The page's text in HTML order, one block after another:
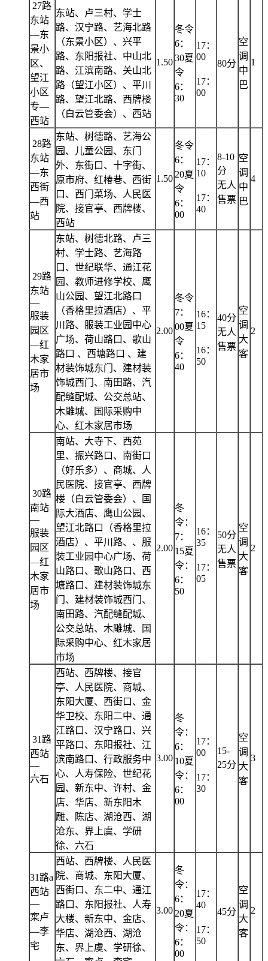
27路
东站
—东
景小
区、
望江
小区
专—
西站
东站、卢三村、学士
路、汉宁路、艺海北路
（东景小区）、兴平
路、东阳报社、中山北
路、江滨南路、关山北
路（望江小区）、平川
路、望江北路、西牌楼
（白云管委会）、西站
1.50
冬令
6：
30夏
令
6：
30
17：
00
17：
00
80分
空
调
中
巴
1
28路
东站
—东
西街
—西
站
东站、树德路、艺海公
园、儿童公园、东门
外、东街口、十字街、
原市府、红椿巷、西街
口、西门菜场、人民医
院、接官亭、西牌楼、
西站
1.50
冬令
6：
20夏
令
6：
00
17：
10
17：
40
8-10
分
无人
售票
空
调
中
巴
4
29路
东站
—
服装
园区
—红
木家
居市
场
东站、树德北路、卢三
村、学士路、艺海路
口、世纪联华、通江花
园、教师进修学校、鹰
山公园、望江北路口
（香格里拉酒店）、平
川路、服装工业园中心
广场、荷山路口、歌山
路口 、西塘路口 、建
材装饰城东门、建材装
饰城西门、南田路、汽
配缝配城、公交总站、
木雕城、国际采购中
心、红木家居市场
2.00
冬令
7：
00夏
令
6：
40
16：
15
16：
50
40分
无人
售票
空
调
大
客
2
30路
南站
—
服装
园区
—红
木家
居市
场
南站、大寺下、西苑
里、振兴路口、南街口
（好乐多）、商城、人
民医院、接官亭、西牌
楼（白云管委会）、国
际大酒店、鹰山公园、
望江北路口（香格里拉
酒店）、平川路、、服
装工业园中心广场、荷
山路口、歌山路口、西
塘路口、建材装饰城东
门、建材装饰城西门、
南田路、汽配缝配城、
公交总站、木雕城、国
际采购中心、红木家居
市场
2.00
冬
令：
7：
15夏
令：
6：
50
16：
35
17：
05
50分
无人
售票
空
调
大
客
2
31路
西站
—
六石
西站、西牌楼、接官
亭、人民医院、商城、
东阳大厦、西街口、金
华卫校、东阳二中、通
江路口、汉宁路口、兴
平路口、东阳报社、江
滨南路口、行政服务中
心、人寿保险、世纪花
园、新东中、许村、金
店、华店、新东阳木
雕、陈店、湖沧西、湖
沧东、界上虞、学研
徐、六石
3.00
冬
令：
6：
10夏
令：
6：
00
17：
00
17：
30
15-
25分
空
调
大
客
3
31路a
西站
—
寀卢
—李
宅
西站、西牌楼、人民医
院、商城、东阳大厦、
西街口、东二中、通江
路口、东阳报社、人寿
大楼、新东中、金店、
华店、湖沧西、湖沧
东、界上虞、学研徐、
3.00
冬
令：
6：
20夏
令：
6：
00
17：
40
17：
50
45分
空
调
大
客
2